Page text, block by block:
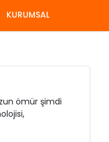
KURUMSAL
ömür şimdi